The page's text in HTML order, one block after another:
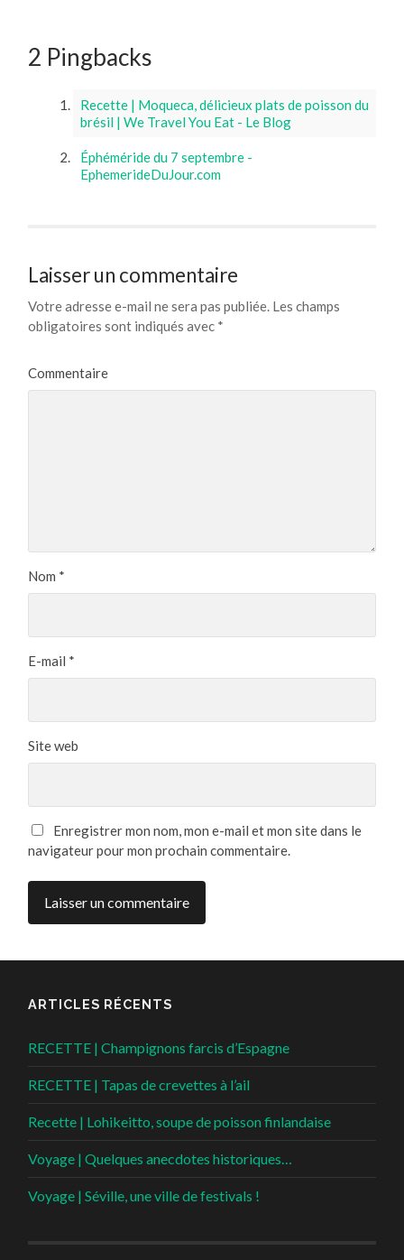
2 Pingbacks
Recette | Moqueca, délicieux plats de poisson du
brésil | We Travel You Eat - Le Blog
Éphéméride du 7 septembre -
EphemerideDuJour.com
Laisser un commentaire
Votre adresse e-mail ne sera pas publiée. Les champs
obligatoires sont indiqués avec *
Commentaire
Nom *
E-mail *
Site web
Enregistrer mon nom, mon e-mail et mon site dans le
navigateur pour mon prochain commentaire.
ARTICLES RÉCENTS
RECETTE | Champignons farcis d’Espagne
RECETTE | Tapas de crevettes à l’ail
Recette | Lohikeitto, soupe de poisson finlandaise
Voyage | Quelques anecdotes historiques…
Voyage | Séville, une ville de festivals !